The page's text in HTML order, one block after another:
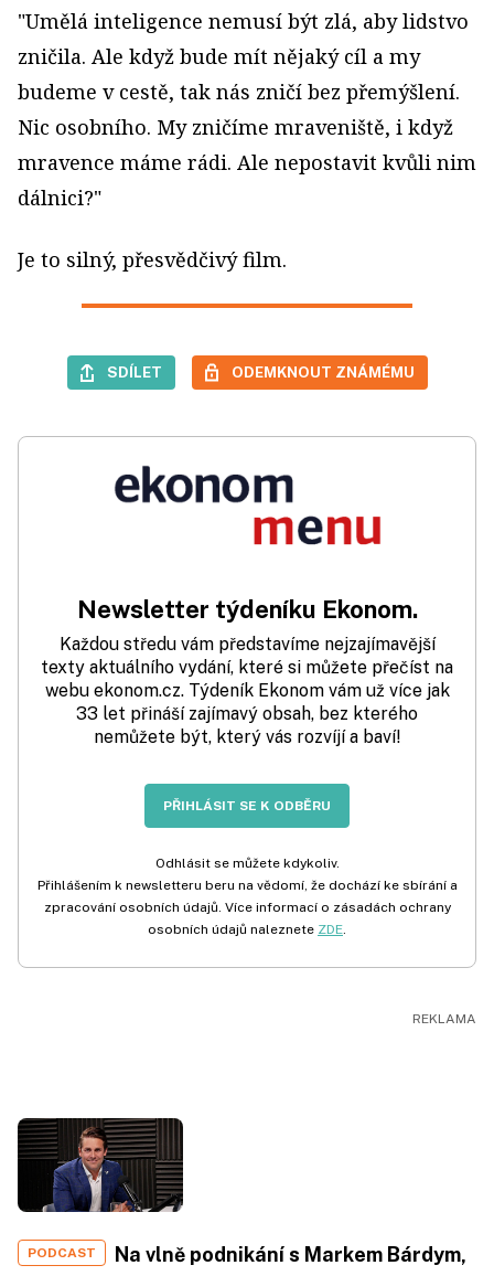
"Umělá inteligence nemusí být zlá, aby lidstvo
zničila. Ale když bude mít nějaký cíl a my
budeme v cestě, tak nás zničí bez přemýšlení.
Nic osobního. My zničíme mraveniště, i když
mravence máme rádi. Ale nepostavit kvůli nim
dálnici?"
Je to silný, přesvědčivý film.
SDÍLET ODEMKNOUT ZNÁMÉMU
Newsletter týdeníku Ekonom.
Každou středu vám představíme nejzajímavější
texty aktuálního vydání, které si můžete přečíst na
webu ekonom.cz. Týdeník Ekonom vám už více jak
33 let přináší zajímavý obsah, bez kterého
nemůžete být, který vás rozvíjí a baví!
PŘIHLÁSIT SE K ODBĚRU
Odhlásit se můžete kdykoliv.
Přihlášením k newsletteru beru na vědomí, že dochází ke sbírání a
zpracování osobních údajů. Více informací o zásadách ochrany
osobních údajů naleznete ZDE.
PODCAST
Na vlně podnikání s Markem Bárdym,